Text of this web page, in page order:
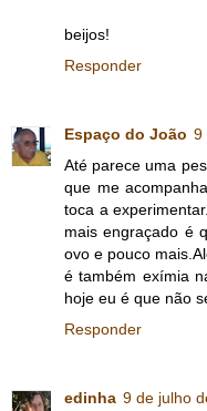
beijos!
Responder
Espaço do João 9
Até parece uma
que me
toca a
mais engraçado é
ovo e pouco
é também exímia
hoje eu é que não
Responder
edinha 9 de julho